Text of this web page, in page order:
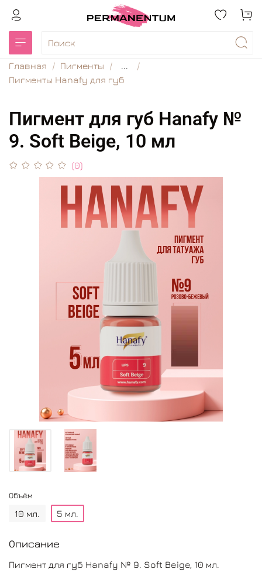
Главная Пигменты
...
Пигменты Hanafy для губ
Пигмент для губ Hanafy №
9. Soft Beige, 10 мл
(0)
Объём
10 мл. 5 мл.
Описание
Пигмент для губ Hanafy № 9. Soft Beige, 10 мл.